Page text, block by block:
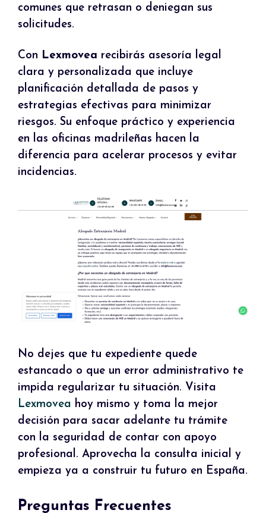
comunes que retrasan o deniegan sus
solicitudes.
Con Lexmovea recibirás asesoría legal
clara y personalizada que incluye
planificación detallada de pasos y
estrategias efectivas para minimizar
riesgos. Su enfoque práctico y experiencia
en las oficinas madrileñas hacen la
diferencia para acelerar procesos y evitar
incidencias.
No dejes que tu expediente quede
estancado o que un error administrativo te
impida regularizar tu situación. Visita
Lexmovea hoy mismo y toma la mejor
decisión para sacar adelante tu trámite
con la seguridad de contar con apoyo
profesional. Aprovecha la consulta inicial y
empieza ya a construir tu futuro en España.
Preguntas Frecuentes